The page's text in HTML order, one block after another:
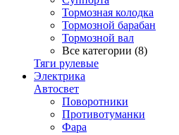
Тормозная колодка
Тормозной барабан
Тормозной вал
Все категории (8)
Тяги рулевые
Электрика
Автосвет
Поворотники
Противотуманки
Фара